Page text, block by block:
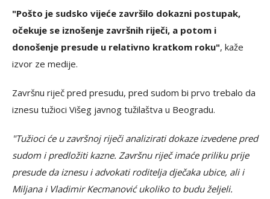
"Pošto je sudsko vijeće završilo dokazni postupak,
očekuje se iznošenje završnih riječi, a potom i
donošenje presude u relativno kratkom roku", kaže
izvor ze medije.
Završnu riječ pred presudu, pred sudom bi prvo trebalo da
iznesu tužioci Višeg javnog tužilaštva u Beogradu.
"Tužioci će u završnoj riječi analizirati dokaze izvedene pred
sudom i predložiti kazne. Završnu riječ imaće priliku prije
presude da iznesu i advokati roditelja dječaka ubice, ali i
Miljana i Vladimir Kecmanović ukoliko to budu željeli.